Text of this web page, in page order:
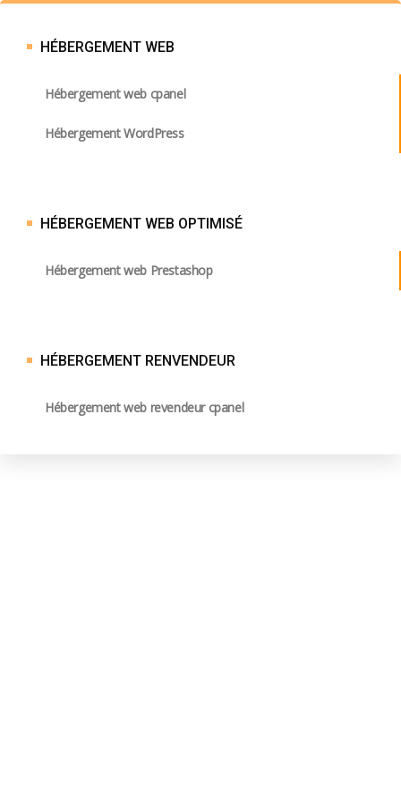
HÉBERGEMENT WEB
Hébergement web cpanel
Hébergement WordPress
HÉBERGEMENT WEB OPTIMISÉ
Hébergement web Prestashop
HÉBERGEMENT RENVENDEUR
Hébergement web revendeur cpanel